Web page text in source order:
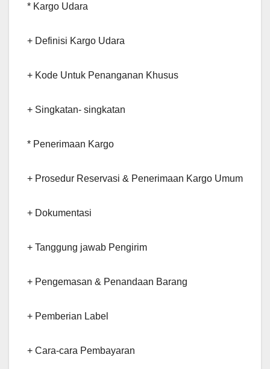
* Kargo Udara
+ Definisi Kargo Udara
+ Kode Untuk Penanganan Khusus
+ Singkatan- singkatan
* Penerimaan Kargo
+ Prosedur Reservasi & Penerimaan Kargo Umum
+ Dokumentasi
+ Tanggung jawab Pengirim
+ Pengemasan & Penandaan Barang
+ Pemberian Label
+ Cara-cara Pembayaran